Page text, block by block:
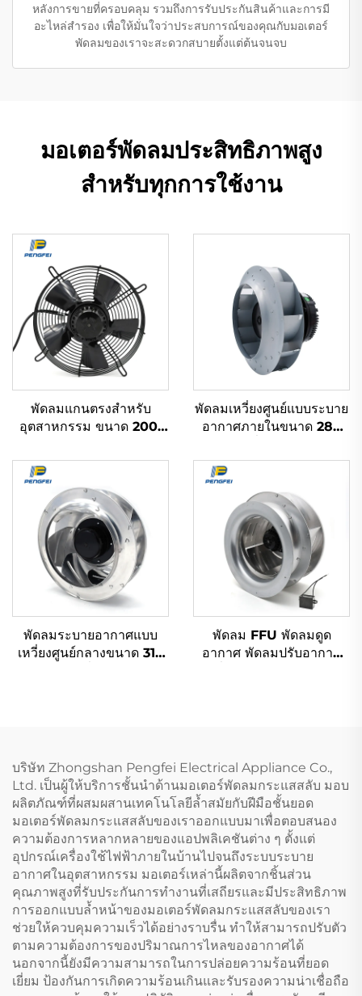
หลังการขายที่ครอบคลุม รวมถึงการรับประกันสินค้าและการมี
อะไหล่สำรอง เพื่อให้มั่นใจว่าประสบการณ์ของคุณกับมอเตอร์
พัดลมของเราจะสะดวกสบายตั้งแต่ต้นจนจบ
มอเตอร์พัดลมประสิทธิภาพสูง
สำหรับทุกการใช้งาน
พัดลมแกนตรงสำหรับ
อุตสาหกรรม ขนาด 200-
110V 1-220V 380V
สำหรับระบายความร้อนและ
การระบายอากาศ HVAC
พัดลมเหวี่ยงศูนย์แบบระบาย
อากาศภายในขนาด 280
เหมาะสำหรับปล่องระบาย
พัดลมระบายอากาศแบบ
เหวี่ยงศูนย์กลางขนาด 315
พัดลม FFU พัดลมดูด
อากาศ พัดลมปรับอากาศ
บริษัท Zhongshan Pengfei Electrical Appliance Co.,
Ltd. เป็นผู้ให้บริการชั้นนำด้านมอเตอร์พัดลมกระแสสลับ มอบ
ผลิตภัณฑ์ที่ผสมผสานเทคโนโลยีล้ำสมัยกับฝีมือชั้นยอด
มอเตอร์พัดลมกระแสสลับของเราออกแบบมาเพื่อตอบสนอง
ความต้องการหลากหลายของแอปพลิเคชันต่าง ๆ ตั้งแต่
อุปกรณ์เครื่องใช้ไฟฟ้าภายในบ้านไปจนถึงระบบระบาย
อากาศในอุตสาหกรรม มอเตอร์เหล่านี้ผลิตจากชิ้นส่วน
คุณภาพสูงที่รับประกันการทำงานที่เสถียรและมีประสิทธิภาพ
การออกแบบล้ำหน้าของมอเตอร์พัดลมกระแสสลับของเรา
ช่วยให้ควบคุมความเร็วได้อย่างราบรื่น ทำให้สามารถปรับตัว
ตามความต้องการของปริมาณการไหลของอากาศได้
นอกจากนี้ยังมีความสามารถในการปล่อยความร้อนที่ยอด
เยี่ยม ป้องกันการเกิดความร้อนเกินและรับรองความน่าเชื่อถือ